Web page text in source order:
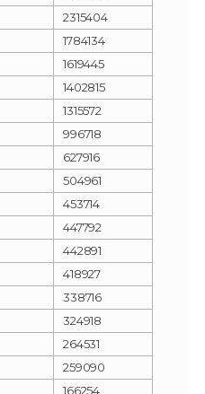
2315404
1784134
1619445
1402815
1315572
996718
627916
504961
453714
447792
442891
418927
338716
324918
264531
259090
166254